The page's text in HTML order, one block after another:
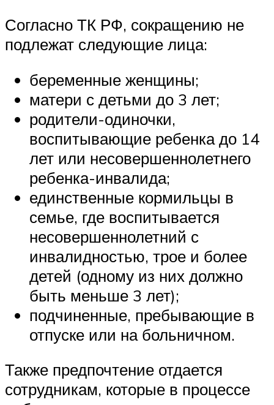
Согласно ТК РФ, сокращению не
подлежат следующие лица:
беременные женщины;
матери с детьми до 3 лет;
родители-одиночки,
воспитывающие ребенка до 14
лет или несовершеннолетнего
ребенка-инвалида;
единственные кормильцы в
семье, где воспитывается
несовершеннолетний с
инвалидностью, трое и более
детей (одному из них должно
быть меньше 3 лет);
подчиненные, пребывающие в
отпуске или на больничном.
Также предпочтение отдается
сотрудникам, которые в процессе